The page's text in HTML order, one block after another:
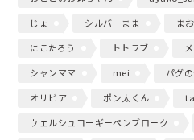
じょ
シルバーまま まお
にこたろう
トトラブ
シャンママ
mei パグ
オリビア
ポン太くん
ウェルシュコーギーペンブローク